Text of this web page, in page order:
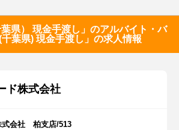
葉県） 現金手渡し」のアルバイト・バ
葉県) 現金手渡し」の求人情報
ド株式会社
式会社 柏支店/513